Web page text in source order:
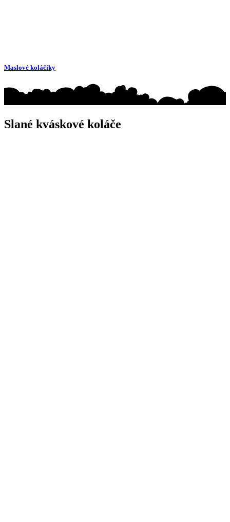
Maslové koláčiky
Slané kváskové koláče